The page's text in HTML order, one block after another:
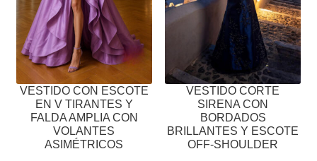
VESTIDO CON ESCOTE
EN V TIRANTES Y
FALDA AMPLIA CON
VOLANTES
ASIMÉTRICOS
PUEDEN
ELEGIR
EN
LA
PÁGINA
DE
PRODUCTO
VESTIDO CORTE
SIRENA CON
BORDADOS
BRILLANTES Y ESCOTE
OFF-SHOULDER
PUEDEN
ELEGIR
PÁGINA
PRODUCTO